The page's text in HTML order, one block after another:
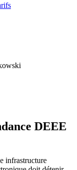
DEEE
infrastructure